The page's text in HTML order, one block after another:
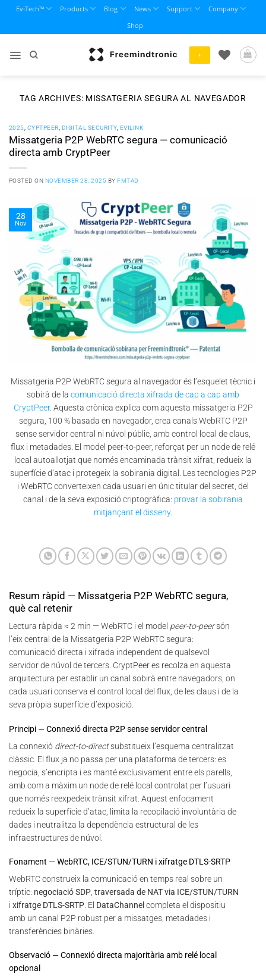
content
EviTech™ Products Blog News Support
Company
Shop
+
TAG ARCHIVES: MISSATGERIA SEGURA AL NAVEGADOR
2025 CYPTPEER DIGITAL SECURITY, EVILINK
Missatgeria P2P WebRTC segura — comunicació
directa amb CryptPeer
POSTED ON NOVEMBER 28, 2025 BYFMTAD
28
Nov
Missatgeria P2P WebRTC segura al navegador és l’esquelet tècnic i
sobirà de la comunicació directa xifrada de cap a cap amb
CryptPeer. Aquesta crònica explica com aquesta missatgeria P2P
segura, 100 % basada en navegador, crea canals WebRTC P2P
sense servidor central ni núvol públic, amb control local de claus,
flux i metadades. El model peer-to-peer, reforçat per un node de relé
local autoallotjat que només encaminada trànsit xifrat, redueix la
superfície d’atac i protegeix la sobirania digital. Les tecnologies P2P
i WebRTC converteixen cada usuari en únic titular del secret, del
canal i de la seva exposició criptogràfica: provar la sobirania
mitjançant el disseny.
Resum ràpid — Missatgeria P2P WebRTC segura,
què cal retenir
Lectura ràpida ≈ 2 min — WebRTC i el model peer-to-peersón
l’eix central de la Missatgeria P2P WebRTC segura:
comunicació directa i xifrada independent de qualsevol
servidor de núvol de tercers. CryptPeer es recolza en aquesta
arquitectura per establir un canal sobirà entre navegadors, on
cada usuari conserva el control local del flux, de les claus i de la
seva pròpia superfície d’exposició.
Principi — Connexió directa P2P sense servidor central
La connexió direct-to-directsubstitueix l’esquema centralitzat
clàssic. El flux ja no passa per una plataforma de tercers: es
negocia, s’encripta i es manté exclusivament entre els parells,
amb com a màxim un node de relé local controlat per l’usuari
que només reexpedeix trànsit xifrat. Aquest enfocament
redueix la superfície d’atac, limita la recopilació involuntària de
dades i neutralitza la dependència estructural de les
infraestructures de núvol.
Fonament — WebRTC, ICE/STUN/TURN i xifratge DTLS-SRTP
WebRTC construeix la comunicació en temps real sobre un
tríptic: negociació SDP traversada de NAT via ICE/STUN/TURN
i xifratge DTLS-SRTP . El DataChannel completa el dispositiu
amb un canal P2P robust per a missatges, metadades i
transferències binàries.
Observació — Connexió directa majoritària amb relé local
opcional